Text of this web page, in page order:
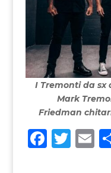
I Tremonti da sx
Mark
Friedman
F T E